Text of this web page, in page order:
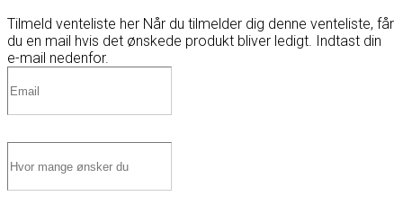
Tilmeld venteliste her Når du tilmelder dig denne venteliste, får
du en mail hvis det ønskede produkt bliver ledigt. Indtast din
e-mail nedenfor.